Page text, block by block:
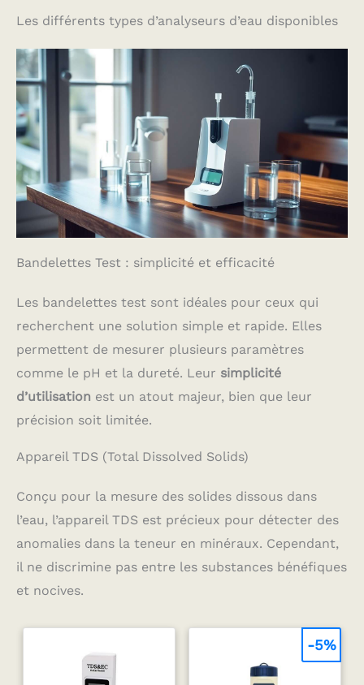
Les différents types d’analyseurs d’eau disponibles
Bandelettes Test : simplicité et efficacité
Les bandelettes test sont idéales pour ceux qui
recherchent une solution simple et rapide. Elles
permettent de mesurer plusieurs paramètres
comme le pH et la dureté. Leur simplicité
d’utilisation est un atout majeur, bien que leur
précision soit limitée.
Appareil TDS (Total Dissolved Solids)
Conçu pour la mesure des solides dissous dans
l’eau, l’appareil TDS est précieux pour détecter des
anomalies dans la teneur en minéraux. Cependant,
il ne discrimine pas entre les substances bénéfiques
et nocives.
-5%